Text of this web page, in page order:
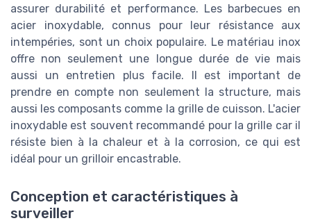
assurer durabilité et performance. Les barbecues en
acier inoxydable, connus pour leur résistance aux
intempéries, sont un choix populaire. Le matériau inox
offre non seulement une longue durée de vie mais
aussi un entretien plus facile. Il est important de
prendre en compte non seulement la structure, mais
aussi les composants comme la grille de cuisson. L'acier
inoxydable est souvent recommandé pour la grille car il
résiste bien à la chaleur et à la corrosion, ce qui est
idéal pour un grilloir encastrable.
Conception et caractéristiques à
surveiller